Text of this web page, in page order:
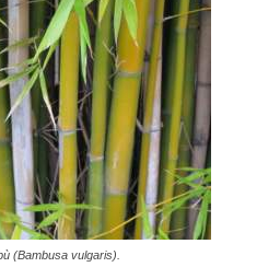
(Bambusa vulgaris).